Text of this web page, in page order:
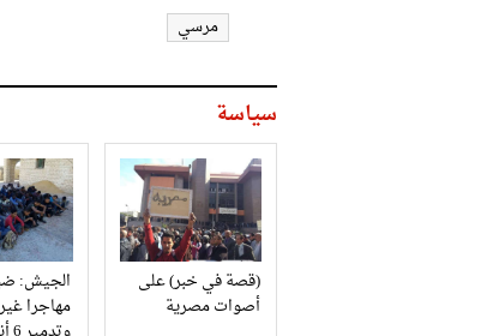
مرسي
سياسة
(قصة في خبر) على
أصوات مصرية
مهاجرا